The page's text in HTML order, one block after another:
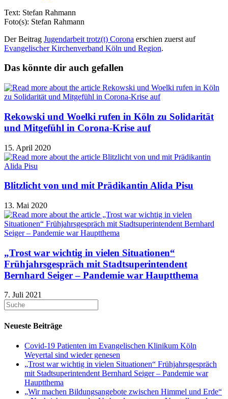
Text: Stefan Rahmann
Foto(s): Stefan Rahmann
Der Beitrag Jugendarbeit trotz(t) Corona erschien zuerst auf
Evangelischer Kirchenverband Köln und Region.
Das könnte dir auch gefallen
Rekowski und Woelki rufen in Köln zu Solidarität
und Mitgefühl in Corona-Krise auf
15. April 2020
Blitzlicht von und mit Prädikantin Alida Pisu
13. Mai 2020
„Trost war wichtig in vielen Situationen“
Frühjahrsgespräch mit Stadtsuperintendent
Bernhard Seiger – Pandemie war Hauptthema
7. Juli 2021
Neueste Beiträge
Covid-19 Patienten im Evangelischen Klinikum Köln
Weyertal sind wieder genesen
„Trost war wichtig in vielen Situationen“ Frühjahrsgespräch
mit Stadtsuperintendent Bernhard Seiger – Pandemie war
Hauptthema
„Wir machen Bildungsangebote zwischen Himmel und Erde“